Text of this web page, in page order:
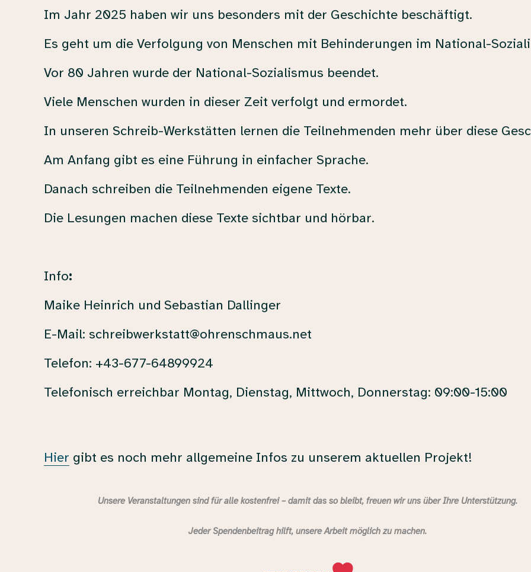
Im Jahr 2025 haben wir uns besonders mit der Geschichte beschäftigt.
Es geht um die Verfolgung von Menschen mit Behinderungen im National-
Vor 80 Jahren wurde der National-Sozialismus beendet.
Viele Menschen wurden in dieser Zeit verfolgt und ermordet.
In unseren Schreib-Werkstätten lernen die Teilnehmenden mehr über diese
Am Anfang gibt es eine Führung in einfacher Sprache.
Danach schreiben die Teilnehmenden eigene Texte.
Die Lesungen machen diese Texte sichtbar und hörbar.
Info:
Maike Heinrich und Sebastian Dallinger
E-Mail: schreibwerkstatt@ohrenschmaus.net
Telefon: +43-677-64899924
Telefonisch erreichbar Montag, Dienstag, Mittwoch, Donnerstag: 09:00-15:00
Hier gibt es noch mehr allgemeine Infos zu unserem aktuellen Projekt!
Unsere Veranstaltungen sind für alle kostenfrei – damit das so bleibt, freuen wir uns über Ihre Unterstützung.
Jeder Spendenbeitrag hilft, unsere Arbeit möglich zu machen.